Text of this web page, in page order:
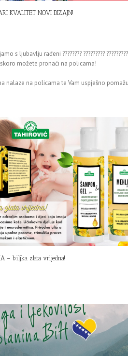
KVALITET NOVI DIZAJN!
s ljubavlju rađeni ???????? ????????? ?????????
možete pronaći na policama!
nalaze na policama te Vam uspješno
– biljka zlata vrijedna!